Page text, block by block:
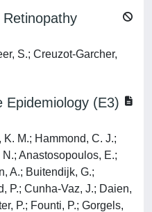
S.; Creuzot-Garcher,
Epidemiology (E3)
M.; Hammond, C. J.;
Anastosopoulos, E.;
A.; Buitendijk, G.;
P.; Cunha-Vaz, J.; Daien,
P.; Founti, P.; Gorgels,